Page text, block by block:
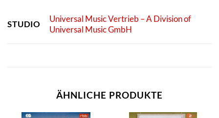
STUDIO
Universal Music Vertrieb – A Division of
Universal Music GmbH
ÄHNLICHE PRODUKTE